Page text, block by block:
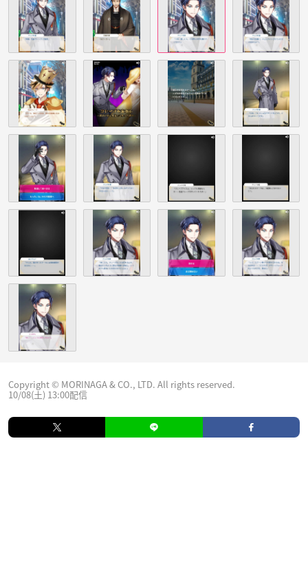
Copyright © MORINAGA & CO., LTD. All rights reserved.
10/08(土) 13:00配信